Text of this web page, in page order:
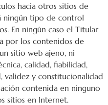
hacia otros sitios de
ningún tipo de control
En ningún caso el Titular
por los contenidos de
sitio web ajeno, ni
calidad, fiabilidad,
validez y constitucionalidad
contenida en ninguno
sitios en Internet.